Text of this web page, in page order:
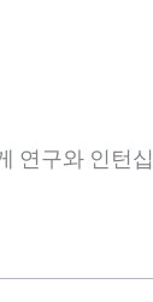
연구와 인턴